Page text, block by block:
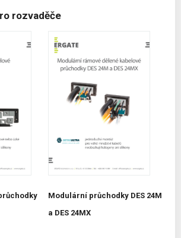
rozvaděče
Modulární průchodky DES 24M
a DES 24MX